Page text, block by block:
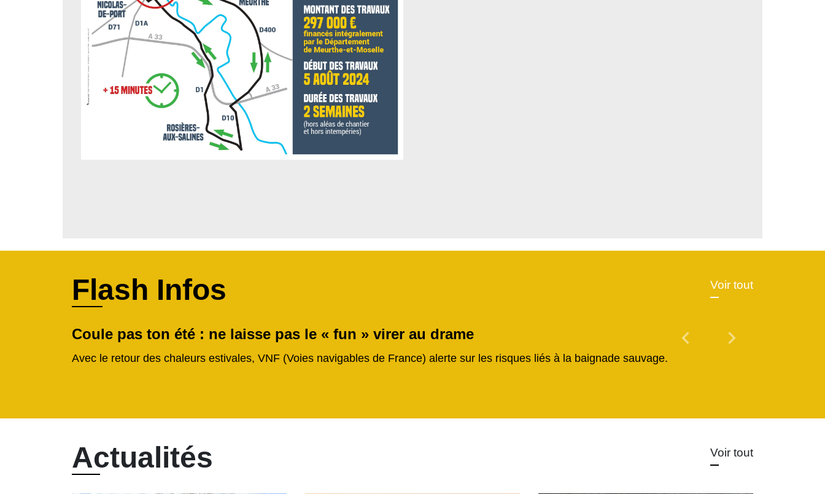
Flash Infos Voir tout
Coule pas ton été : ne laisse pas le « fun » virer au drame
Avec le retour des chaleurs estivales, VNF (Voies navigables de France) alerte sur les risques liés à la baignade sauvage.
chevron_left Previous
chevron_right
Actualités Voir tout